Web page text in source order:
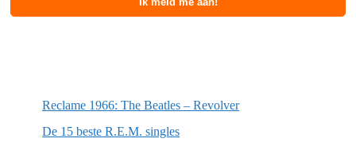
Reclame 1966: The Beatles – Revolver
De 15 beste R.E.M. singles